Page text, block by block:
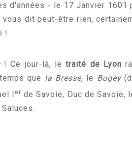
d'années - le 17 Janvier
dit peut-être rien,
!
! Ce jour-là, letraité de Lyon
que la Bresse, le Bugey
Ier de Savoie, Duc de Savoie,